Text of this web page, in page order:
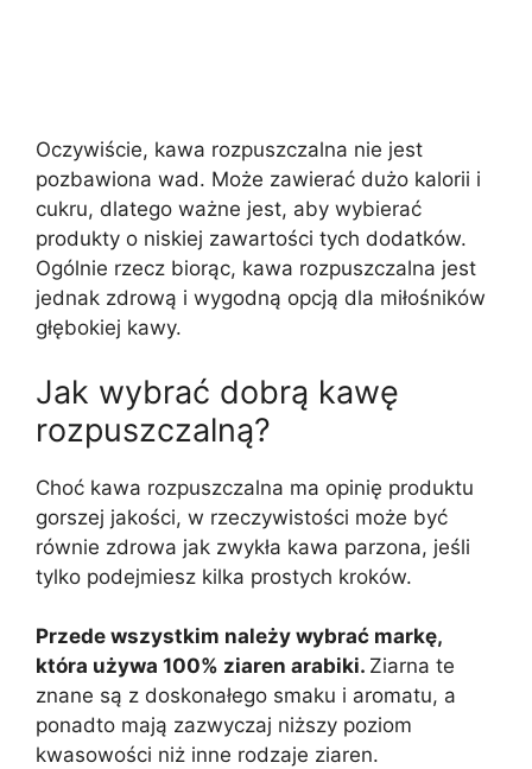
Oczywiście, kawa rozpuszczalna nie jest
pozbawiona wad. Może zawierać dużo kalorii i
cukru, dlatego ważne jest, aby wybierać
produkty o niskiej zawartości tych dodatków.
Ogólnie rzecz biorąc, kawa rozpuszczalna jest
jednak zdrową i wygodną opcją dla miłośników
głębokiej kawy.
Jak wybrać dobrą kawę
rozpuszczalną?
Choć kawa rozpuszczalna ma opinię produktu
gorszej jakości, w rzeczywistości może być
równie zdrowa jak zwykła kawa parzona, jeśli
tylko podejmiesz kilka prostych kroków.
Przede wszystkim należy wybrać markę,
która używa 100% ziaren arabiki. Ziarna te
znane są z doskonałego smaku i aromatu, a
ponadto mają zazwyczaj niższy poziom
kwasowości niż inne rodzaje ziaren.